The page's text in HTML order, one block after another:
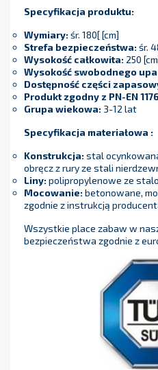
Specyfikacja produktu:
Wymiary:śr. 180[ [cm]
Strefa bezpieczeństwa:śr.
Wysokość całkowita: 250
Wysokość swobodnego
Dostępność części
Produkt zgodny z PN-EN
Grupa wiekowa: 3-12 lat
Specyfikacja materiałowa :
Konstrukcja:stal
obręcz z rury ze stali
Liny:polipropylenowe ze
Mocowanie:betonowane,
zgodnie z instrukcją
Wszystkie place zabaw w
bezpieczeństwa zgodnie z